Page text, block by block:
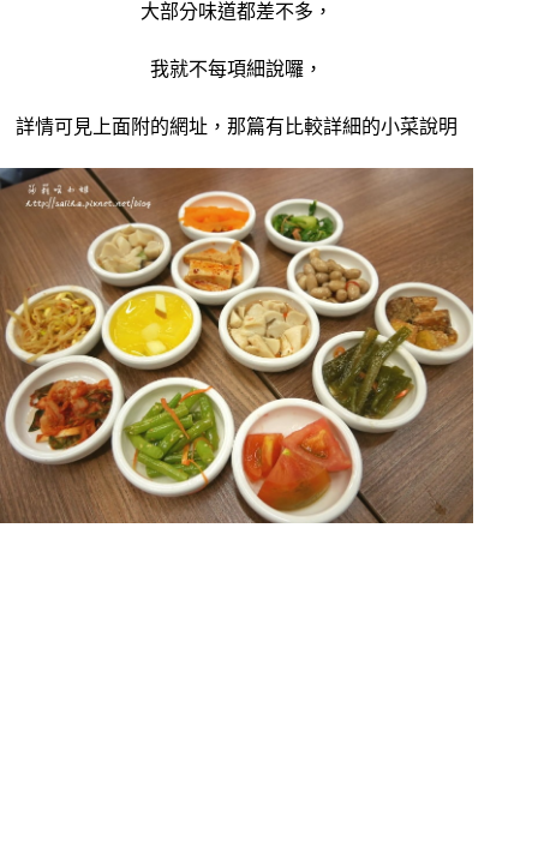
大部分味道都差不多，
我就不每項細說囉，
詳情可見上面附的網址，那篇有比較詳細的小菜說明